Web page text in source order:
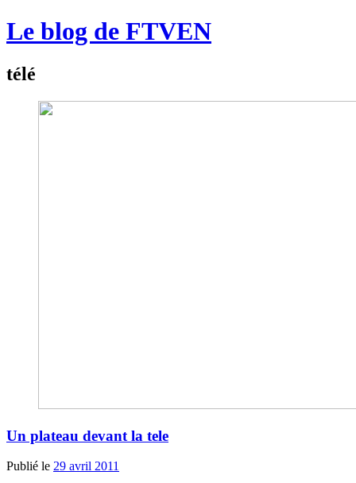
Le blog de FTVEN
télé
Un plateau devant la tele
Publié le 29 avril 2011